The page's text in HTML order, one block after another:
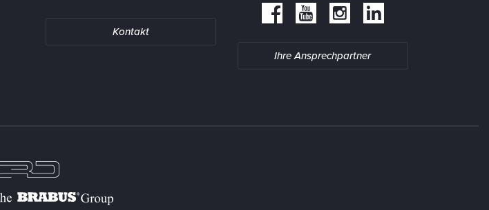
Kontakt
Ihre Ansprechpartner